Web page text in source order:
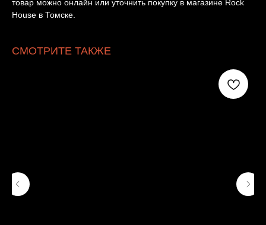
товар можно онлайн или уточнить покупку в магазине Rock
House в Томске.
СМОТРИТЕ ТАКЖЕ